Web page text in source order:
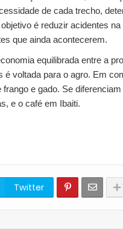
de cada trecho,
é reduzir acidentes
que ainda acontecerem.
equilibrada entre a
é voltada para o agro. Em
e gado. Se
e o café em Ibaiti.
Twitter